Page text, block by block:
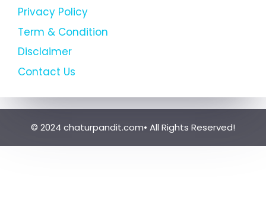
Privacy Policy
Term & Condition
Disclaimer
Contact Us
© 2024 chaturpandit.com• All Rights Reserved!